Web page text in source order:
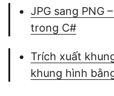
JPG sang PNG
trong C#
Trích xuất
khung hình